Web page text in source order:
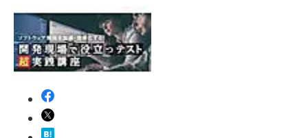
abc123 (1358)
ai crunch (1353)